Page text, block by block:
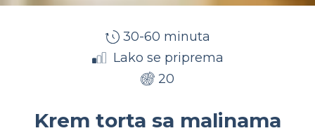
30-60 minuta
Lako se priprema
20
Krem torta sa malinama